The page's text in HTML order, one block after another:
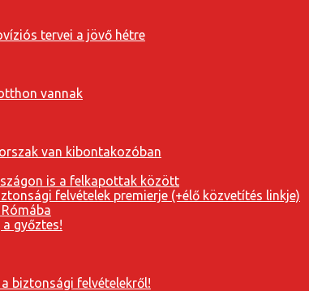
tervei a jövő hétre
vannak
van kibontakozóban
is a felkapottak között
felvételek premierje (+élő közvetítés linkje)
győztes!
biztonsági felvételekről!